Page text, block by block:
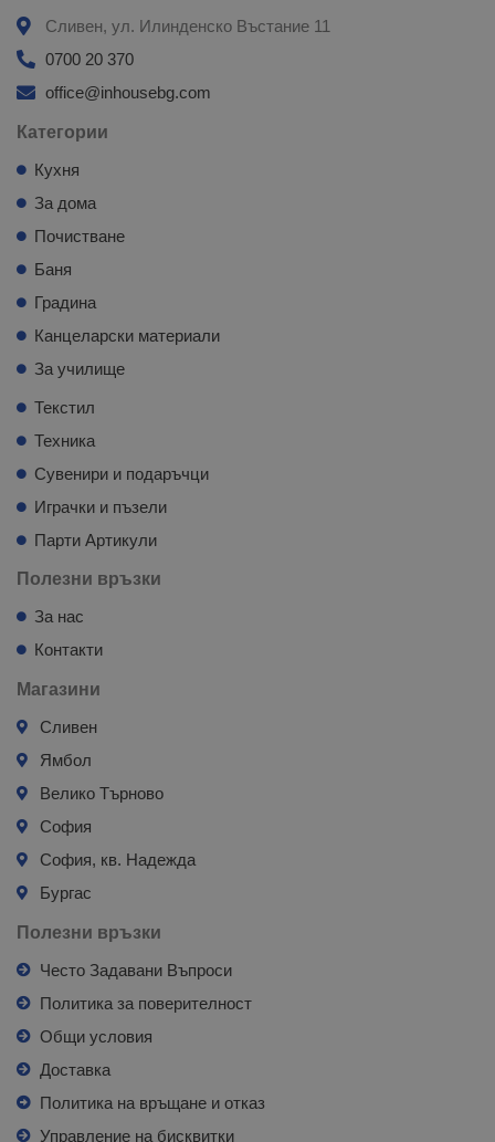
Сливен, ул. Илинденско Въстание 11
0700 20 370
office@inhousebg.com
Категории
Кухня
За дома
Почистване
Баня
Градина
Канцеларски материали
За училище
Текстил
Техника
Сувенири и подаръчци
Играчки и пъзели
Парти Артикули
Полезни връзки
За нас
Контакти
Магазини
Сливен
Ямбол
Велико Търново
София
София, кв. Надежда
Бургас
Полезни връзки
Често Задавани Въпроси
Политика за поверителност
Общи условия
Доставка
Политика на връщане и отказ
Управление на бисквитки